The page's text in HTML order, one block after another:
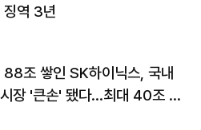
징역 3년
88조 쌓인 SK하이닉스, 국내
장 '큰손' 됐다…최대 40조 투